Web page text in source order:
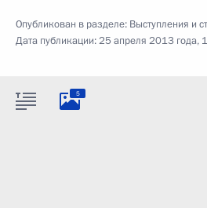
Опубликован в разделе: Выступления и
Дата публикации:25 апреля 2013 года,
5